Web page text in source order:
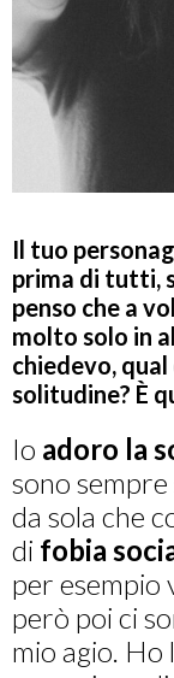
Il tuo
prima di tutti,
penso che a
molto solo in
chiedevo,
solitudine? È
Io adoro la
sono
da sola che
di fobia
per esempio
però poi ci
mio agio.